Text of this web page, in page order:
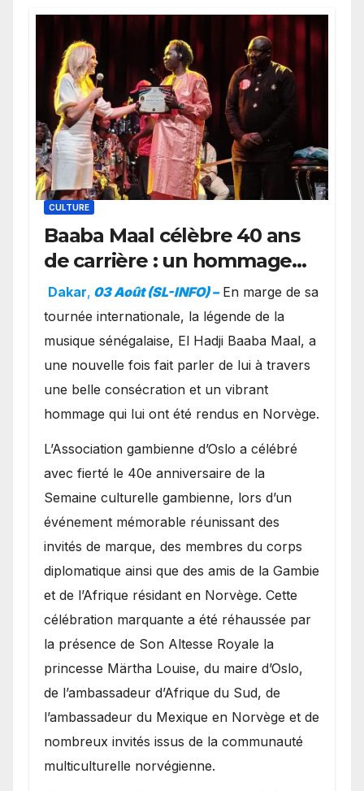
CULTURE
Baaba Maal célèbre 40 ans
de carrière : un hommage
exceptionnel à Oslo en
présence de la famille
royale.
Dakar, 03 Août (SL-INFO) – ​En marge de sa
tournée internationale, la légende de la
musique sénégalaise, El Hadji Baaba Maal, a
une nouvelle fois fait parler de lui à travers
une belle consécration et un vibrant
hommage qui lui ont été rendus en Norvège.
​L’Association gambienne d’Oslo a célébré
avec fierté le 40e anniversaire de la
Semaine culturelle gambienne, lors d’un
événement mémorable réunissant des
invités de marque, des membres du corps
diplomatique ainsi que des amis de la Gambie
et de l’Afrique résidant en Norvège. Cette
célébration marquante a été réhaussée par
la présence de Son Altesse Royale la
princesse Märtha Louise, du maire d’Oslo,
de l’ambassadeur d’Afrique du Sud, de
l’ambassadeur du Mexique en Norvège et de
nombreux invités issus de la communauté
multiculturelle norvégienne.